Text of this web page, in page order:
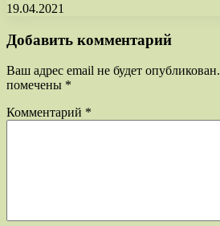
19.04.2021
Добавить комментарий
Ваш адрес email не будет опубликован.
помечены *
Комментарий *